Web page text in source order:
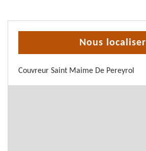
Nous localiser
Couvreur Saint Maime De Pereyrol